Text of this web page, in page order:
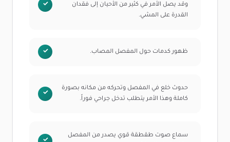
وقد يصل الأمر في كثير من الأحيان إلى فقدان
القدرة على المشي.
ظهور كدمات حول المفصل المصاب.
حدوث خلع في المفصل وتحركه من مكانه بصورة
كاملة وهذا الأمر يتطلب تدخل جراحي فوراً.
سماع صوت طقطقة قوي يصدر من المفصل